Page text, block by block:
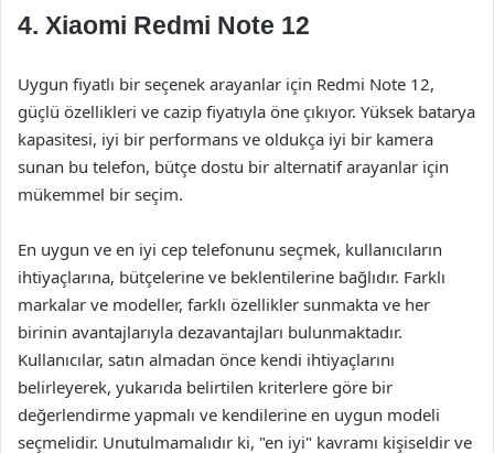
4. Xiaomi Redmi Note 12
Uygun fiyatlı bir seçenek arayanlar için Redmi Note 12,
güçlü özellikleri ve cazip fiyatıyla öne çıkıyor. Yüksek batarya
kapasitesi, iyi bir performans ve oldukça iyi bir kamera
sunan bu telefon, bütçe dostu bir alternatif arayanlar için
mükemmel bir seçim.
En uygun ve en iyi cep telefonunu seçmek, kullanıcıların
ihtiyaçlarına, bütçelerine ve beklentilerine bağlıdır. Farklı
markalar ve modeller, farklı özellikler sunmakta ve her
birinin avantajlarıyla dezavantajları bulunmaktadır.
Kullanıcılar, satın almadan önce kendi ihtiyaçlarını
belirleyerek, yukarıda belirtilen kriterlere göre bir
değerlendirme yapmalı ve kendilerine en uygun modeli
seçmelidir. Unutulmamalıdır ki, "en iyi" kavramı kişiseldir ve